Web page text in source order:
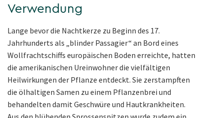
Verwendung
Lange bevor die Nachtkerze zu Beginn des 17.
Jahrhunderts als „blinder Passagier“ an Bord eines
Wollfrachtschiffs europäischen Boden erreichte, hatten
die amerikanischen Ureinwohner die vielfältigen
Heilwirkungen der Pflanze entdeckt. Sie zerstampften
die ölhaltigen Samen zu einem Pflanzenbrei und
behandelten damit Geschwüre und Hautkrankheiten.